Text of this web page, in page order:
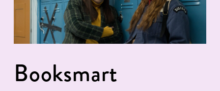
Booksmart